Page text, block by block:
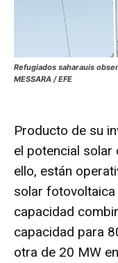
Refugiados saharauis
MESSARA / EFE
Producto de su
el potencial solar
ello, están
solar fotovoltaica
capacidad
capacidad para
otra de 20 MW